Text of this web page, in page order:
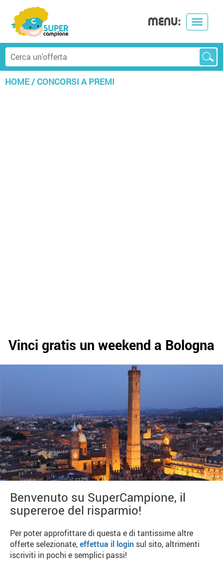
Toggle
MENU:
HOME/CONCORSI A PREMI
Vinci gratis un weekend a Bologna
Benvenuto su SuperCampione, il
supereroe del risparmio!
Per poter approfittare di questa e di tantissime altre
offerte selezionate,effettua il login sul sito, altrimenti
iscriviti in pochi e semplici passi!